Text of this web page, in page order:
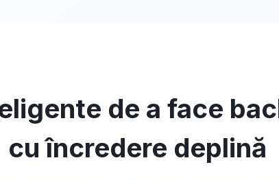
de a face
cu încredere deplină